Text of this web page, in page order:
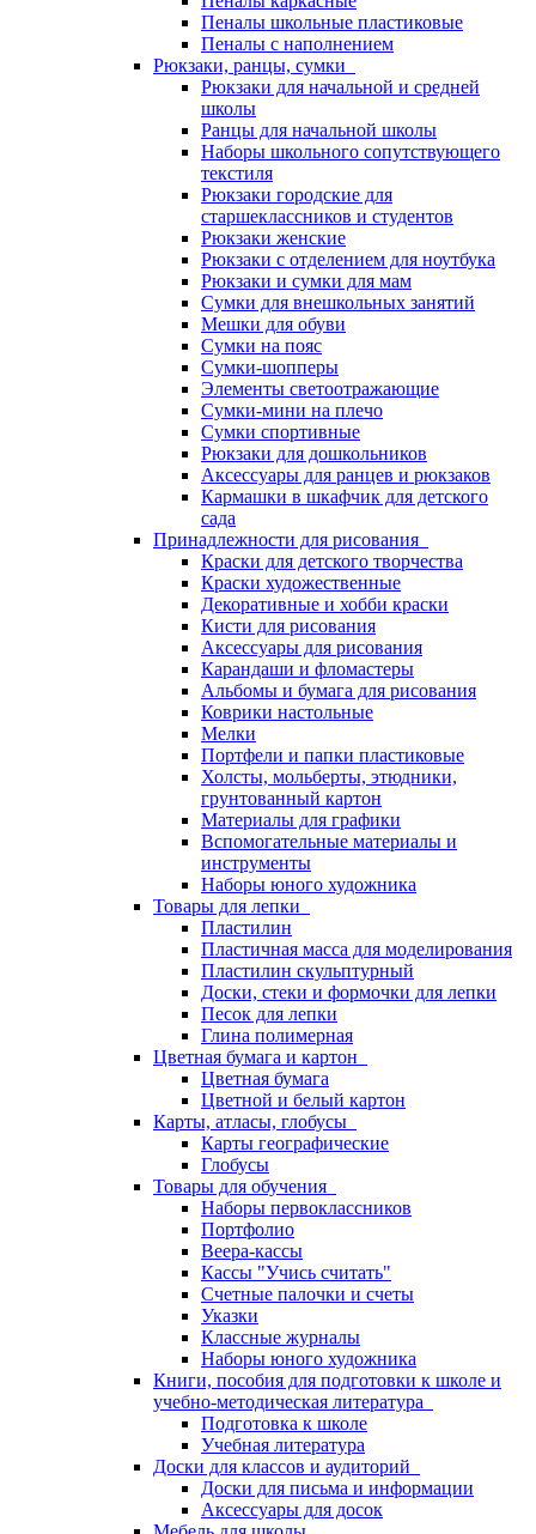
Пеналы школьные пластиковые
Пеналы с наполнением
Рюкзаки, ранцы, сумки
Рюкзаки для начальной и средней
школы
Ранцы для начальной школы
Наборы школьного сопутствующего
текстиля
Рюкзаки городские для
старшеклассников и студентов
Рюкзаки женские
Рюкзаки с отделением для ноутбука
Рюкзаки и сумки для мам
Сумки для внешкольных занятий
Мешки для обуви
Сумки на пояс
Сумки-шопперы
Элементы светоотражающие
Сумки-мини на плечо
Сумки спортивные
Рюкзаки для дошкольников
Аксессуары для ранцев и рюкзаков
Кармашки в шкафчик для детского
сада
Принадлежности для рисования
Краски для детского творчества
Краски художественные
Декоративные и хобби краски
Кисти для рисования
Аксессуары для рисования
Карандаши и фломастеры
Альбомы и бумага для рисования
Коврики настольные
Мелки
Портфели и папки пластиковые
Холсты, мольберты, этюдники,
грунтованный картон
Материалы для графики
Вспомогательные материалы и
инструменты
Наборы юного художника
Товары для лепки
Пластилин
Пластичная масса для моделирования
Пластилин скульптурный
Доски, стеки и формочки для лепки
Песок для лепки
Глина полимерная
Цветная бумага и картон
Цветная бумага
Цветной и белый картон
Карты, атласы, глобусы
Карты географические
Глобусы
Товары для обучения
Наборы первоклассников
Портфолио
Веера-кассы
Кассы "Учись считать"
Счетные палочки и счеты
Указки
Классные журналы
Наборы юного художника
Книги, пособия для подготовки к школе и
учебно-методическая литература
Подготовка к школе
Учебная литература
Доски для классов и аудиторий
Доски для письма и информации
Аксессуары для досок